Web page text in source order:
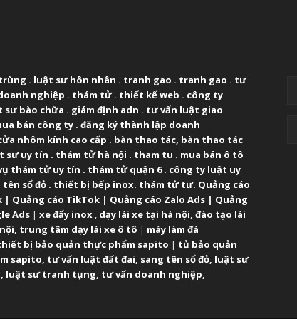
. luật sư hôn nhân . tranh gao . tranh gao . tư
nghiệp . thám tử. thiết kế web . công ty
sư bào chữa . giám định adn . tư vấn luật giao
bán công ty . đăng ký thành lập doanh
nhôm kính cao cấp . bàn thao tác, bàn thao tác
sư uy tín . thám tử hà nội . tham tu . mua bán ô tô
thám tử uy tín . thám tử quận 6. công ty luật uy
tên sổ đỏ . thiết bị bếp inox. thám tử tư. Quảng cáo
| Quảng cáo TikTok | Quảng cáo Zalo Ads | Quảng
Ads | xe đẩy inox , dạy lái xe tại hà nội, đào tạo lái
, trung tâm dạy lái xe ô tô | máy làm đá
bị bảo quản thực phẩm sapito | tủ bảo quản
sapito, tư vấn luật đất đai, sang tên sổ đỏ, luật sư
, luật sư tranh tụng, tư vấn doanh nghiệp,